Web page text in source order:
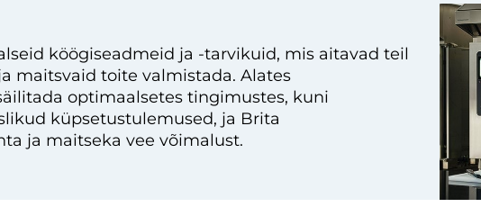
köögiseadmeid ja -tarvikuid, mis aitavad teil
maitsvaid toite valmistada. Alates
optimaalsetes tingimustes, kuni
küpsetustulemused, ja Brita
ja maitseka vee võimalust.